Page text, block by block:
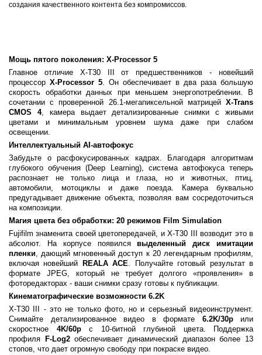
создания качественного контента без компромиссов.
Мощь пятого поколения: X-Processor 5
Главное отличие X-T30 III от предшественников - новейший
процессор X-Processor 5. Он обеспечивает в два раза большую
скорость обработки данных при меньшем энергопотреблении. В
сочетании с проверенной 26.1-мегапиксельной матрицей X-Trans
CMOS 4, камера выдает детализированные снимки с живыми
цветами и минимальным уровнем шума даже при слабом
освещении.
Интеллектуальный AI-автофокус
Забудьте о расфокусированных кадрах. Благодаря алгоритмам
глубокого обучения (Deep Learning), система автофокуса теперь
распознает не только лица и глаза, но и животных, птиц,
автомобили, мотоциклы и даже поезда. Камера буквально
предугадывает движение объекта, позволяя вам сосредоточиться
на композиции.
Магия цвета без обработки: 20 режимов Film Simulation
Fujifilm знаменита своей цветопередачей, и X-T30 III возводит это в
абсолют. На корпусе появилсявыделенный диск имитации
пленки, дающий мгновенный доступ к 20 легендарным профилям,
включая новейший
REALA ACE. Получайте готовый результат в
формате JPEG, который не требует долгого «проявления» в
фоторедакторах - ваши снимки сразу готовы к публикации.
Кинематографические возможности 6.2K
X-T30 III - это не только фото, но и серьезный видеоинструмент.
Снимайте детализированное видео в формате 6.2K/30pили
скоростное 4K/60pс 10-битной глубиной цвета. Поддержка
профиля
F-Log2обеспечивает динамический диапазон более 13
стопов, что дает огромную свободу при покраске видео.